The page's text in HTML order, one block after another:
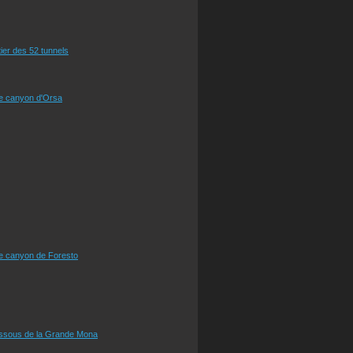
des 52 tunnels
canyon d'Orsa
canyon de Foresto
de la Grande Mona